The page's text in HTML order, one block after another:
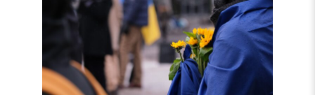
"Stopp
diskriminerende
lovforslag
mot
skeive
Ukraina"